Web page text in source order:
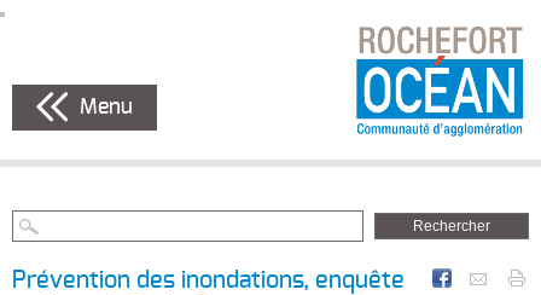
Menu
Prévention des inondations, enquête